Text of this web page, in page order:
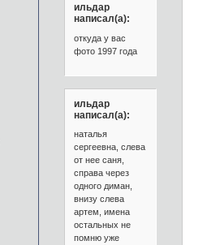
ильдар
написал(а):
откуда у вас
фото 1997 года
ильдар
написал(а):
наталья
сергеевна, слева
от нее саня,
справа через
одного диман,
внизу слева
артем, имена
остальных не
помню уже